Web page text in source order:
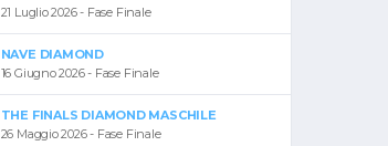
21 Luglio 2026 - Fase Finale
NAVE DIAMOND
16 Giugno 2026 - Fase Finale
THE FINALS DIAMOND MASCHILE
26 Maggio 2026 - Fase Finale